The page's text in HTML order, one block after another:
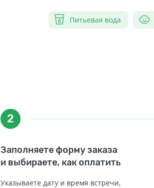
Питьевая вода
2
Заполняете форму заказа
и выбираете, как оплатить
Указываете дату и время встречи,